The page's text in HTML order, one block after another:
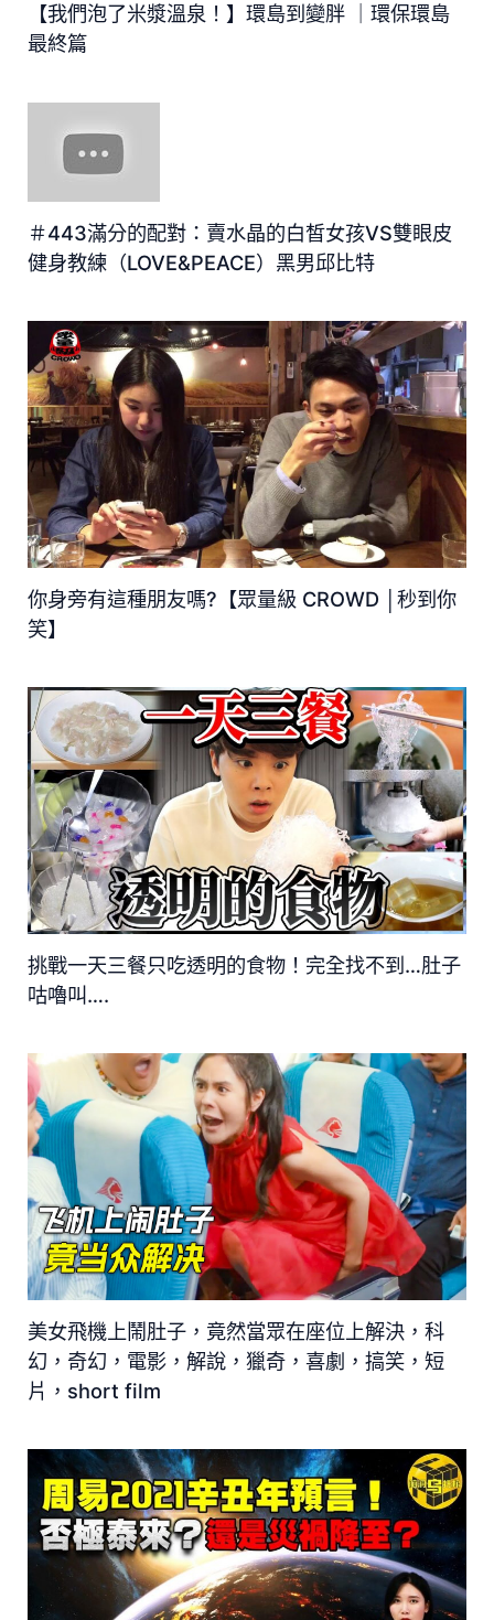
【我們泡了米漿溫泉！】環島到變胖 ｜環保環島
最終篇
＃443滿分的配對：賣水晶的白皙女孩VS雙眼皮
健身教練（LOVE&PEACE）黑男邱比特
你身旁有這種朋友嗎?【眾量級 CROWD │秒到你
笑】
挑戰一天三餐只吃透明的食物！完全找不到…肚子
咕嚕叫….
美女飛機上鬧肚子，竟然當眾在座位上解決，科
幻，奇幻，電影，解說，獵奇，喜劇，搞笑，短
片，short film